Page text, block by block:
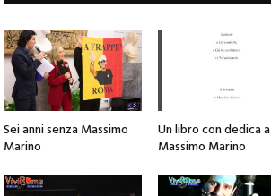
Sei anni senza Massimo
Marino
Un libro con dedica a
Massimo Marino